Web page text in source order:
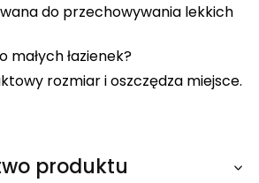
do przechowywania lekkich
małych łazienek?
rozmiar i oszczędza miejsce.
produktu